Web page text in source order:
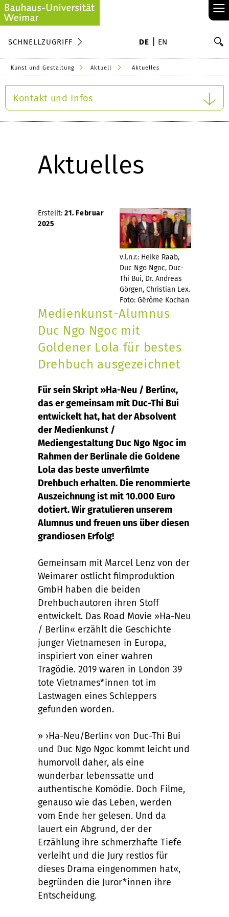
≡
SCHNELLZUGRIFF DE EN
Kunst und Gestaltung Aktuell Aktuelles
Kontakt und Infos
Aktuelles
v.l.n.r.: Heike Raab,
Duc Ngo Ngoc, Duc-
Thi Bui, Dr. Andreas
Görgen, Christian Lex.
Foto: Gérôme Kochan
Erstellt: 21. Februar
2025
Medienkunst-Alumnus
Duc Ngo Ngoc mit
Goldener Lola für bestes
Drehbuch ausgezeichnet
Für sein Skript »Ha-Neu / Berlin«,
das er gemeinsam mit Duc-Thi Bui
entwickelt hat, hat der Absolvent
der Medienkunst /
Mediengestaltung Duc Ngo Ngoc im
Rahmen der Berlinale die Goldene
Lola das beste unverfilmte
Drehbuch erhalten. Die renommierte
Auszeichnung ist mit 10.000 Euro
dotiert. Wir gratulieren unserem
Alumnus und freuen uns über diesen
grandiosen Erfolg!
Gemeinsam mit Marcel Lenz von der
Weimarer ostlicht filmproduktion
GmbH haben die beiden
Drehbuchautoren ihren Stoff
entwickelt. Das Road Movie »Ha-Neu
/ Berlin« erzählt die Geschichte
junger Vietnamesen in Europa,
inspiriert von einer wahren
Tragödie. 2019 waren in London 39
tote Vietnames*innen tot im
Lastwagen eines Schleppers
gefunden worden.
» ›Ha-Neu/Berlin‹ von Duc-Thi Bui
und Duc Ngo Ngoc kommt leicht und
humorvoll daher, als eine
wunderbar lebenssatte und
authentische Komödie. Doch Filme,
genauso wie das Leben, werden
vom Ende her gelesen. Und da
lauert ein Abgrund, der der
Erzählung ihre schmerzhafte Tiefe
verleiht und die Jury restlos für
dieses Drama eingenommen hat«,
begründen die Juror*innen ihre
Entscheidung.